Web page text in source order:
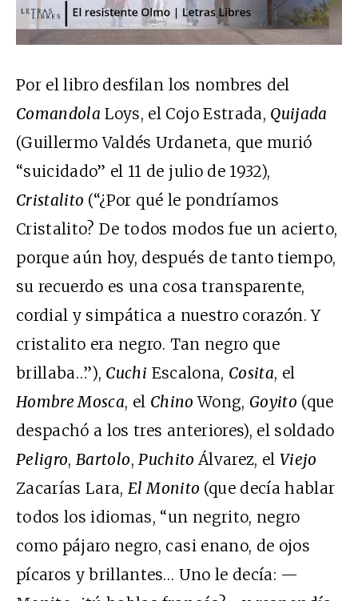
Por el libro desfilan los nombres del
Comandola Loys, el Cojo Estrada, Quijada
(Guillermo Valdés Urdaneta, que murió
“suicidado” el 11 de julio de 1932),
Cristalito (“¿Por qué le pondríamos
Cristalito? De todos modos fue un acierto,
porque aún hoy, después de tanto tiempo,
su recuerdo es una cosa transparente,
cordial y simpática a nuestro corazón. Y
cristalito era negro. Tan negro que
brillaba…”), Cuchi Escalona, Cosita, el
Hombre Mosca, el ChinoWong, Goyito (que
despachó a los tres anteriores), el soldado
Peligro,Bartolo,Puchito Álvarez, elViejo
Zacarías Lara,El Monito (que decía hablar
todos los idiomas, “un negrito, negro
como pájaro negro, casi enano, de ojos
pícaros y brillantes… Uno le decía: —